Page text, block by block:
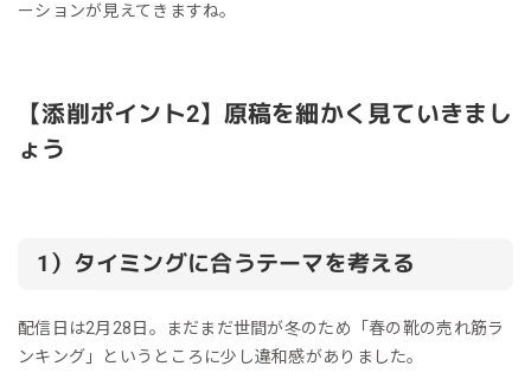
ーションが見えてきますね。
【添削ポイント2】原稿を細かく見ていきまし
ょう
1）タイミングに合うテーマを考える
配信日は2月28日。まだまだ世間が冬のため「春の靴の売れ筋ラ
ンキング」というところに少し違和感がありました。